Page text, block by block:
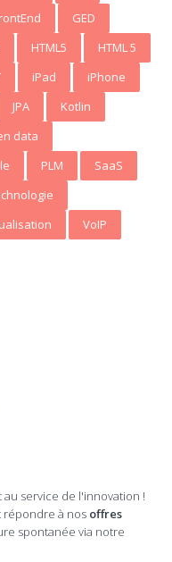
GED
HTML5
HTML 5
iPad
iPhone
JPA
Kotlin
data
PLM
SaaS
VoIP
service de l'innovation !
répondre à nos offres
spontanée via notre